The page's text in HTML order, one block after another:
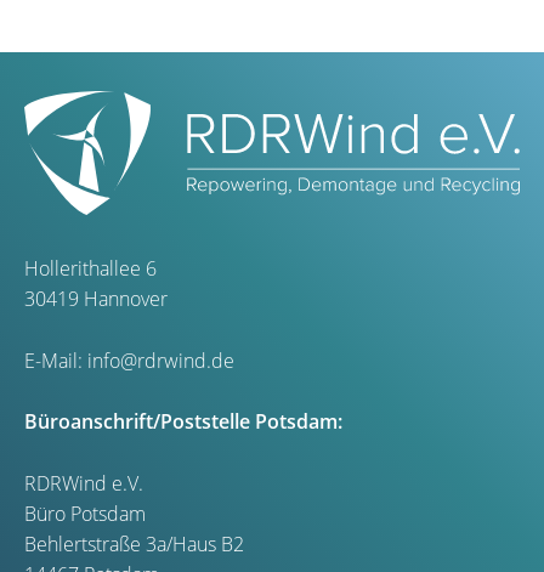
Hollerithallee 6
30419 Hannover
E-Mail: info@rdrwind.de
Büroanschrift/Poststelle Potsdam:
RDRWind e.V.
Büro Potsdam
Behlertstraße 3a/Haus B2